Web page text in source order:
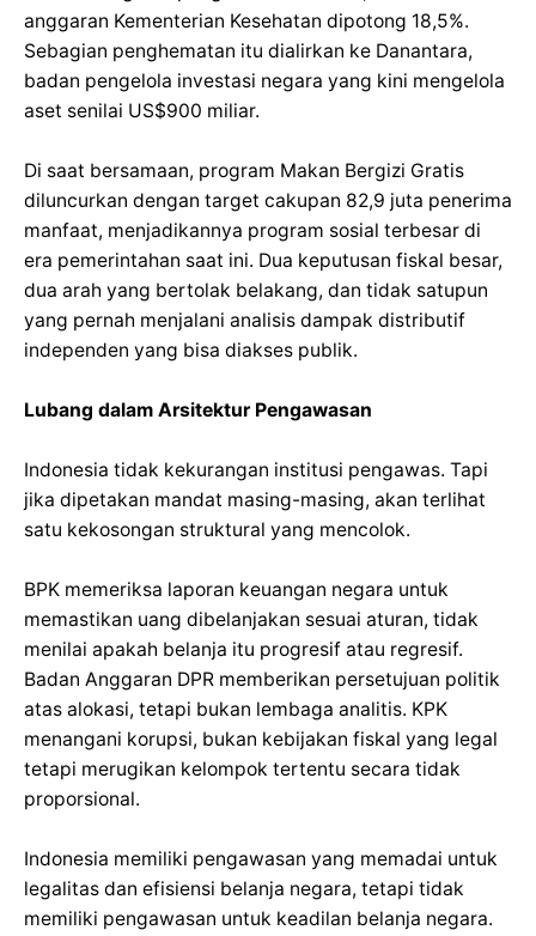
anggaran Kementerian Kesehatan dipotong 18,5%.
Sebagian penghematan itu dialirkan ke Danantara,
badan pengelola investasi negara yang kini mengelola
aset senilai US$900 miliar.
Di saat bersamaan, program Makan Bergizi Gratis
diluncurkan dengan target cakupan 82,9 juta penerima
manfaat, menjadikannya program sosial terbesar di
era pemerintahan saat ini. Dua keputusan fiskal besar,
dua arah yang bertolak belakang, dan tidak satupun
yang pernah menjalani analisis dampak distributif
independen yang bisa diakses publik.
Lubang dalam Arsitektur Pengawasan
Indonesia tidak kekurangan institusi pengawas. Tapi
jika dipetakan mandat masing-masing, akan terlihat
satu kekosongan struktural yang mencolok.
BPK memeriksa laporan keuangan negara untuk
memastikan uang dibelanjakan sesuai aturan, tidak
menilai apakah belanja itu progresif atau regresif.
Badan Anggaran DPR memberikan persetujuan politik
atas alokasi, tetapi bukan lembaga analitis. KPK
menangani korupsi, bukan kebijakan fiskal yang legal
tetapi merugikan kelompok tertentu secara tidak
proporsional.
Indonesia memiliki pengawasan yang memadai untuk
legalitas dan efisiensi belanja negara, tetapi tidak
memiliki pengawasan untuk keadilan belanja negara.